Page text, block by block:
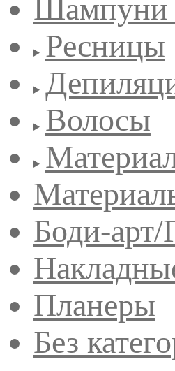
Шампуни
Ресницы
Волосы
Боди-
Планеры
Без